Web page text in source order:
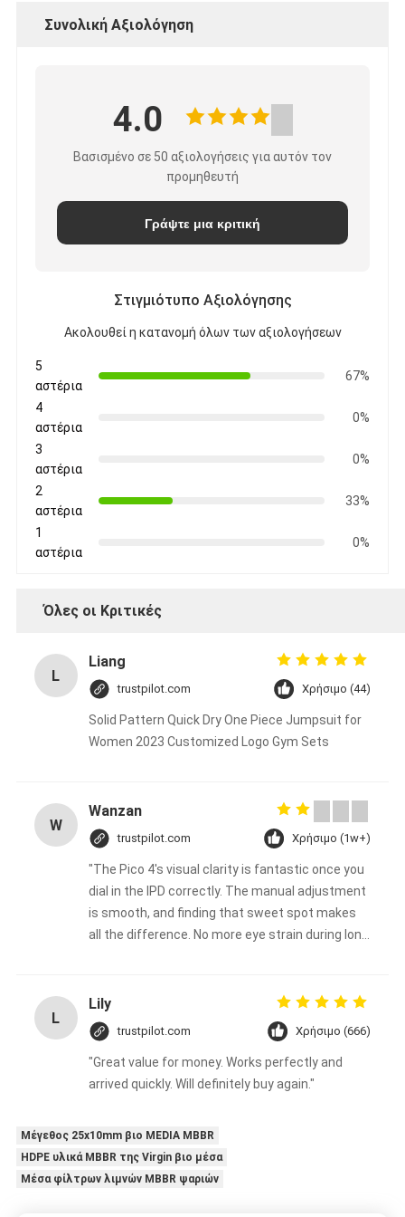
Συνολική Αξιολόγηση
4.0
Βασισμένο σε 50 αξιολογήσεις για αυτόν τον
προμηθευτή
Γράψτε μια κριτική
Στιγμιότυπο Αξιολόγησης
Ακολουθεί η κατανομή όλων των αξιολογήσεων
5
αστέρια
67%
4
αστέρια
0%
3
αστέρια
0%
2
αστέρια
33%
1
αστέρια
0%
Όλες οι Κριτικές
L
Liang
trustpilot.com Χρήσιμο (44)
Solid Pattern Quick Dry One Piece Jumpsuit for
Women 2023 Customized Logo Gym Sets
W
Wanzan
trustpilot.com Χρήσιμο (1w+)
"The Pico 4's visual clarity is fantastic once you
dial in the IPD correctly. The manual adjustment
is smooth, and finding that sweet spot makes
all the difference. No more eye strain during long
fantastic once you dial in the IPD correctly. The
manual adjustment is smooth, and finding that
sweet spot makes all the difference. No more
eye strain during long sessions. Highly
recommend taking the time to set it up
once you dial in the IPD correctly. The manual
adjustment is smooth, and finding that sweet
spot makes all the difference. No more eye
L
Lily
trustpilot.com Χρήσιμο (666)
"Great value for money. Works perfectly and
arrived quickly. Will definitely buy again."
Μέγεθος 25x10mm βιο MEDIA MBBR
HDPE υλικά MBBR της Virgin βιο μέσα
Μέσα φίλτρων λιμνών MBBR ψαριών